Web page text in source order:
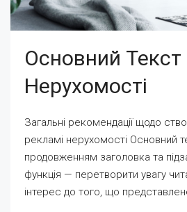
Основний Текст
Нерухомості
Загальні рекомендації щодо
рекламі нерухомості Основний
продовженням заголовка та
функція — перетворити увагу
інтерес до того, що